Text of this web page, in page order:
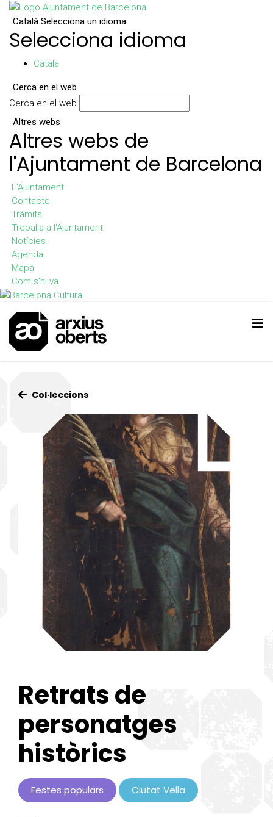
Català Selecciona un idioma
Selecciona idioma
Català
Cerca en el web
Cerca en el web
Altres webs
Altres webs de
l'Ajuntament de Barcelona
L'Ajuntament
Contacte
Tràmits
Treballa a l'Ajuntament
Notícies
Agenda
Mapa
Com s'hi va
Col·leccions
Retrats de
personatges
històrics
Festes populars Ciutat Vella